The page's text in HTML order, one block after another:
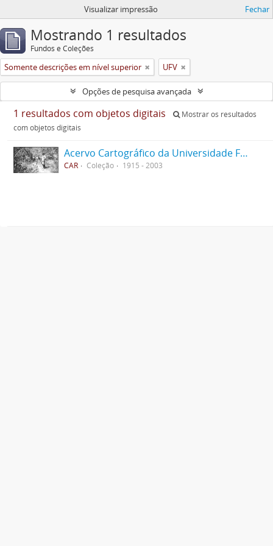
Visualizar impressão Fechar
Mostrando 1 resultados
Fundos e Coleções
Somente descrições em nível superior UFV
Opções de pesquisa avançada
1 resultados com objetos digitais
Mostrar os resultados
com objetos digitais
Acervo Cartográfico da Universidade Federal de Viçosa
CAR Coleção 1915 - 2003